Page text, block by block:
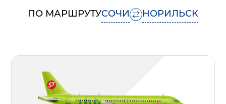
ПО МАРШРУТУСОЧИ НОРИЛЬСК